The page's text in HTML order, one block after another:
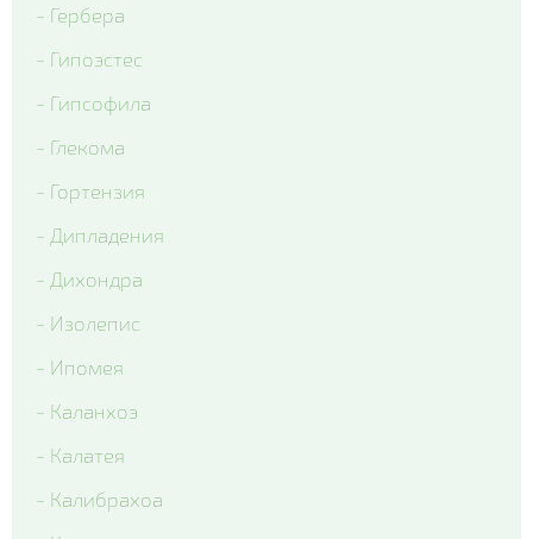
- Гербера
- Гипоэстес
- Гипсофила
- Глекома
- Гортензия
- Дипладения
- Дихондра
- Изолепис
- Ипомея
- Каланхоэ
- Калатея
- Калибрахоа